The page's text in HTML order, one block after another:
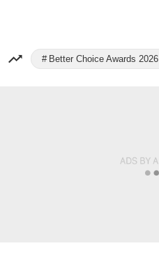
Better Choice Awards 2026